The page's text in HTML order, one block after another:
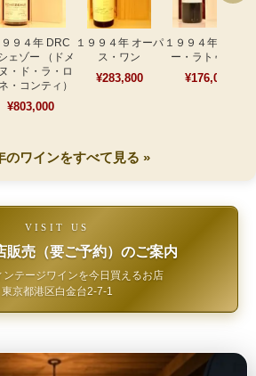
９９４年 DRC
ェゾー （ドメ
・ド・ラ・ロ
・コンティ）
¥803,000
１９９４年 オーパ
ス・ワン
¥283,800
１９９４年 シャト
ー・ラトゥール
¥176,000
のワインをすべて見る »
VISIT US
販売（要ご予約）のご案内
ンテージワインを今日買えるお店
東京都港区白金台2-7-1